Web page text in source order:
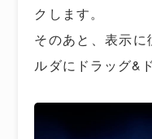
クします。
そのあと、表示に
ルダにドラッグ&